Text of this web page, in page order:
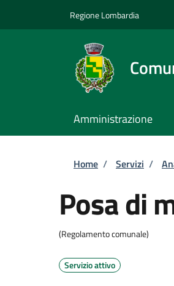
Regione Lombardia
Amministrazione
Briciole
Home / Servizi /
Posa di
(Regolamento comunale)
Servizio attivo